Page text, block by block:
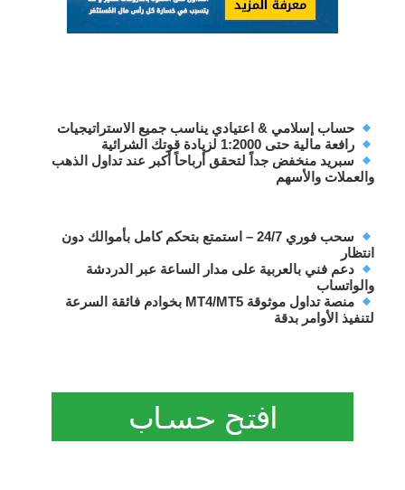
حساب إسلامي & اعتيادي يناسب جميع الاستراتيجيات
رافعة مالية حتى 1:2000
لزيادة قوتك الشرائية
سبريد منخفض جداً لتحقق أرباحاً أكبر عند تداول الذهب
والعملات والأسهم
سحب فوري 24/7
– استمتع بتحكم كامل بأموالك دون
انتظار
دعم فني بالعربية على مدار الساعة عبر الدردشة
والواتساب
منصة تداول موثوقة MT4/MT5
بخوادم فائقة السرعة
لتنفيذ الأوامر بدقة